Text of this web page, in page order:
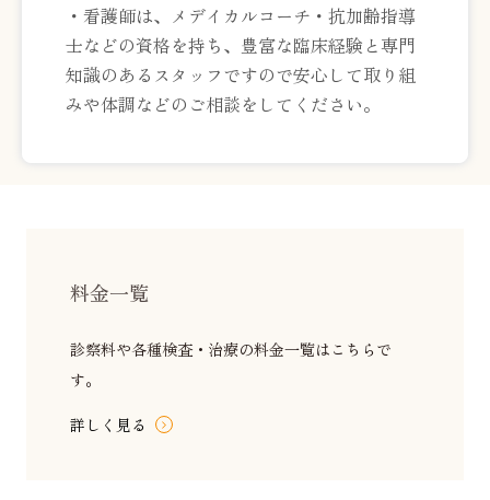
・看護師は、メデイカルコーチ・抗加齢指導
士などの資格を持ち、豊富な臨床経験と専門
知識のあるスタッフですので安心して取り組
みや体調などのご相談をしてください。
料金一覧
診察料や各種検査・治療の料金一覧はこちらで
す。
詳しく見る